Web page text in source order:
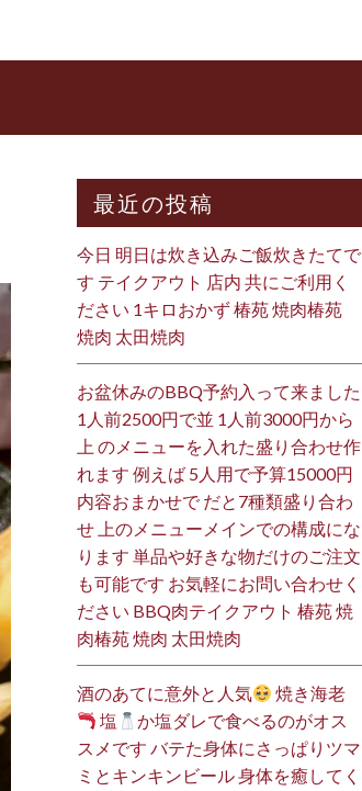
最近の投稿
今日 明日は炊き込みご飯炊きたてで
す テイクアウト 店内 共にご利用く
ださい 1キロおかず 椿苑 焼肉椿苑
焼肉 太田焼肉
お盆休みのBBQ予約入って来ました
1人前2500円で並 1人前3000円から
上 のメニューを入れた盛り合わせ作
れます 例えば 5人用で予算15000円
内容おまかせで だと7種類盛り合わ
せ 上のメニューメインでの構成にな
ります 単品や好きな物だけのご注文
も可能です お気軽にお問い合わせく
ださい BBQ肉テイクアウト 椿苑 焼
肉椿苑 焼肉 太田焼肉
酒のあてに意外と人気
焼き海老
塩
か塩ダレで食べるのがオス
スメです バテた身体にさっぱりツマ
ミとキンキンビール 身体を癒してく